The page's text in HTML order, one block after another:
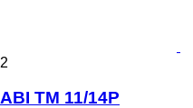
2
ABI TM 11/14P